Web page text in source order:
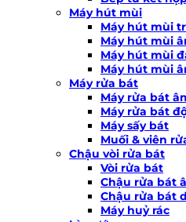
Máy hút mùi
Máy hút mùi
Máy hút mùi
Máy hút mùi
Máy hút mùi
Máy rửa bát
Máy rửa bát
Máy rửa bát
Máy sấy bát
Muối & viên
Chậu vòi rửa bát
Vòi rửa bát
Chậu rửa bát
Chậu rửa bát
Máy huỷ rác